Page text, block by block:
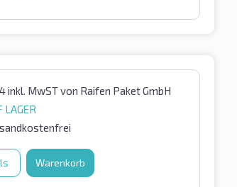
inkl. MwSTvon Raifen Paket GmbH
LAGER
Warenkorb